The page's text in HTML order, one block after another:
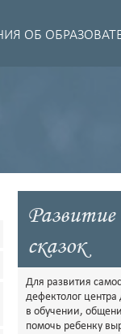
ОБ
сказок
Для развития
дефектолог
в обучении,
помочь ребенку